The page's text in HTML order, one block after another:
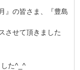
』の皆さま、『豊島
させて頂きました
た^_^